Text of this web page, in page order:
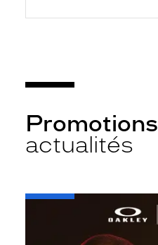
Promotions
actualités
-